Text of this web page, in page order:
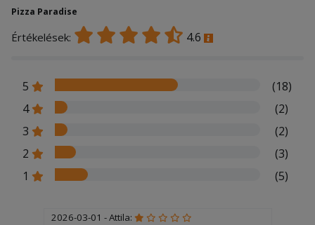
Pizza Paradise
Értékelések: 4.6
5
(18)
4
(2)
3
(2)
2
(3)
1
(5)
2026-03-01 - Attila: